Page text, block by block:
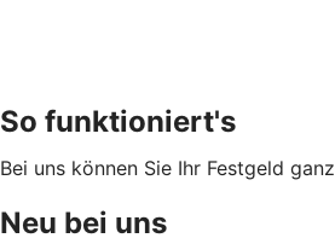
So funktioniert's
Bei uns können Sie Ihr Festgeld
Neu bei uns